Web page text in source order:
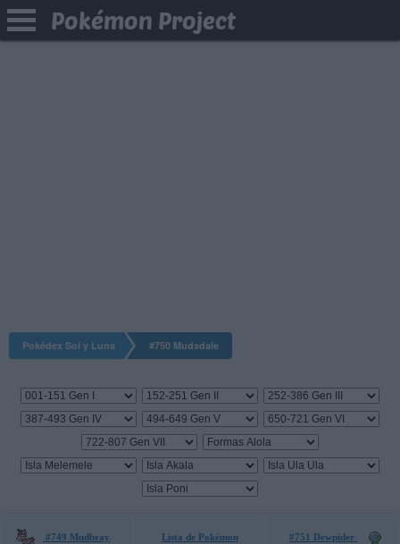
Pokémon Project
Pokédex Sol y Luna #750 Mudsdale
#749 Mudbray Lista de Pokémon #751 Dewpider